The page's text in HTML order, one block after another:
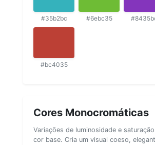
#35b2bc #6ebc35
#bc4035
Cores Monocromáticas
Variações de luminosidade e
cor base. Cria um visual coeso,